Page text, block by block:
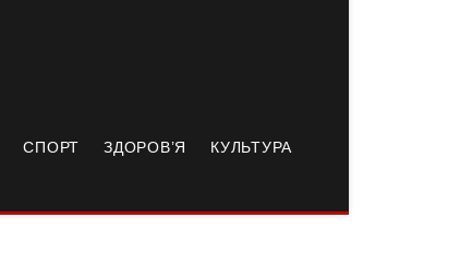
СПОРТ ЗДОРОВ’Я КУЛЬТУРА